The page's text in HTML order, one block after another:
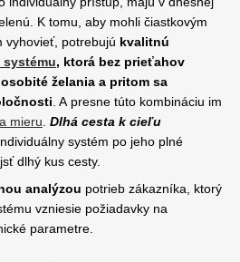
K tomu, aby mohli čiastkovým
vyhovieť, potrebujú kvalitnú
systému, ktorá bez prieťahov
želania a pritom sa
. A presne túto kombináciu im
mieru Dlhá cesta k cieľu
systém po jeho plné
dlhý kus cesty.
analýzou potrieb zákazníka, ktorý
vzniesie požiadavky na
parametre.